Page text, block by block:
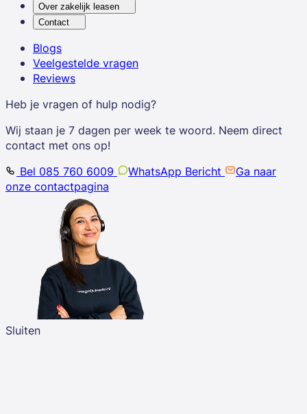
Over zakelijk leasen
Contact
Blogs
Veelgestelde vragen
Reviews
Heb je vragen of hulp nodig?
Wij staan je 7 dagen per week te woord. Neem direct
contact met ons op!
Bel 085 760 6009
WhatsApp Bericht
Ga naar
onze contactpagina
Sluiten